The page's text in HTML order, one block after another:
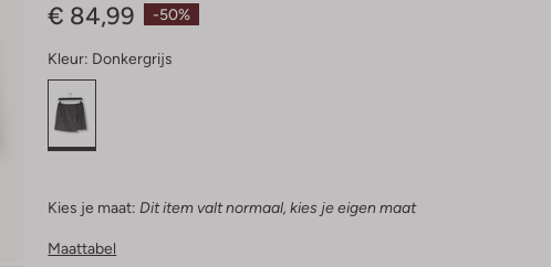
-50%
€ 84,99
Kleur: Donkergrijs
Kies je maat: Dit item valt normaal, kies je eigen maat
Maattabel